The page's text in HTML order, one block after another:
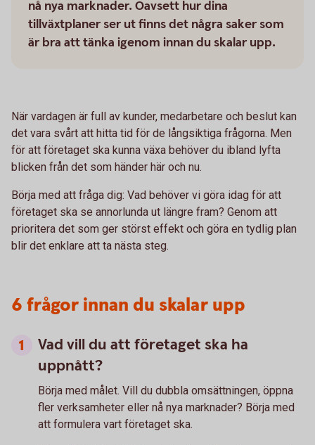
nå nya marknader. Oavsett hur dina
tillväxtplaner ser ut finns det några saker som
är bra att tänka igenom innan du skalar upp.
När vardagen är full av kunder, medarbetare och beslut kan
det vara svårt att hitta tid för de långsiktiga frågorna. Men
för att företaget ska kunna växa behöver du ibland lyfta
blicken från det som händer här och nu.
Börja med att fråga dig: Vad behöver vi göra idag för att
företaget ska se annorlunda ut längre fram? Genom att
prioritera det som ger störst effekt och göra en tydlig plan
blir det enklare att ta nästa steg.
6 frågor innan du skalar upp
Vad vill du att företaget ska ha
uppnått?
Börja med målet. Vill du dubbla omsättningen, öppna
fler verksamheter eller nå nya marknader? Börja med
att formulera vart företaget ska.